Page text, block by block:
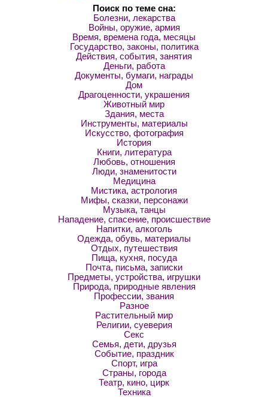
Поиск по теме сна:
Болезни, лекарства
Войны, оружие, армия
Время, времена года, месяцы
Государство, законы, политика
Действия, события, занятия
Деньги, работа
Документы, бумаги, награды
Дом
Драгоценности, украшения
Животный мир
Здания, места
Инструменты, материалы
Искусство, фотография
История
Книги, литература
Любовь, отношения
Люди, знаменитости
Медицина
Мистика, астрология
Мифы, сказки, персонажи
Музыка, танцы
Нападение, спасение, происшествие
Напитки, алкоголь
Одежда, обувь, материалы
Отдых, путешествия
Пища, кухня, посуда
Почта, письма, записки
Предметы, устройства, игрушки
Природа, природные явления
Профессии, звания
Разное
Растительный мир
Религии, суеверия
Секс
Семья, дети, друзья
Событие, праздник
Спорт, игра
Страны, города
Театр, кино, цирк
Техника